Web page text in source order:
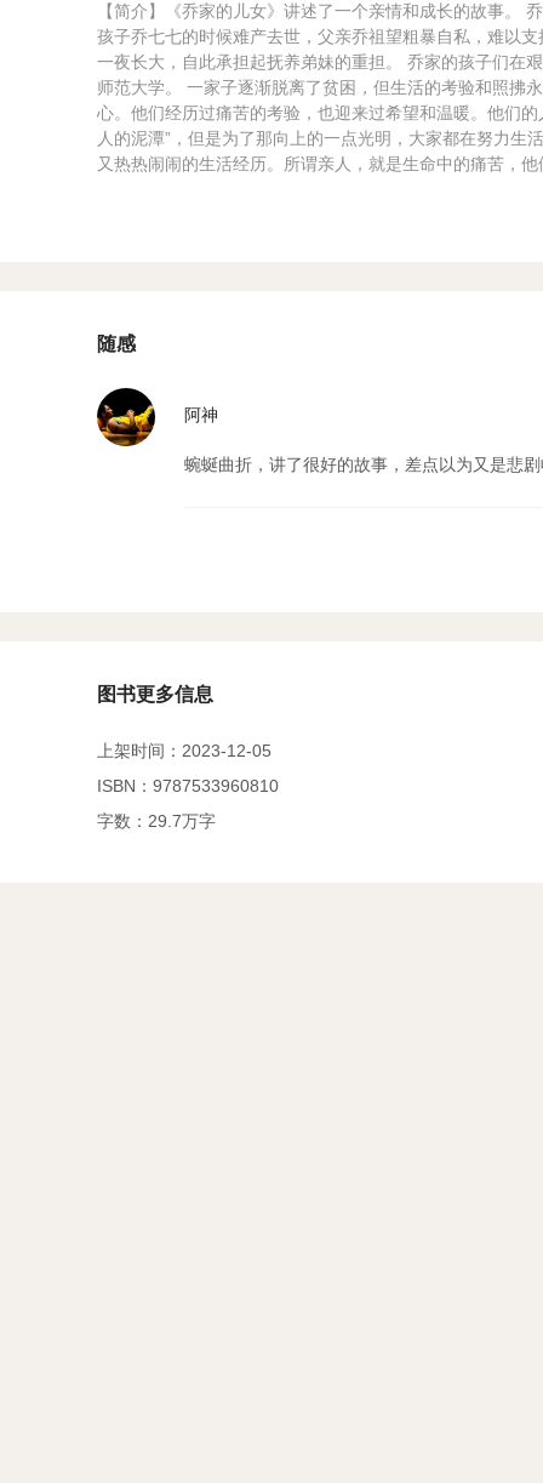
【简介】《乔家的儿女》讲述了一个亲情和成长的故事。
孩子乔七七的时候难产去世，父亲乔祖望粗暴自私，难以
一夜长大，自此承担起抚养弟妹的重担。 乔家的孩子们在
师范大学。 一家子逐渐脱离了贫困，但生活的考验和照拂
心。他们经历过痛苦的考验，也迎来过希望和温暖。他们
人的泥潭”，但是为了那向上的一点光明，大家都在努力
又热热闹闹的生活经历。所谓亲人，就是生命中的痛苦，
随感
阿神
蜿蜒曲折，讲了很好的故事，差点以为又是悲
图书更多信息
上架时间：2023-12-05
ISBN：9787533960810
字数：29.7万字